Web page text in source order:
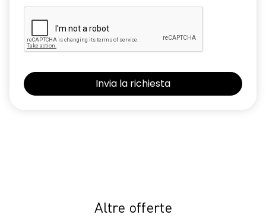
Altre offerte